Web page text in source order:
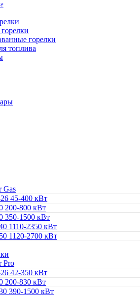
горелки
топлива
Gas
45-400 кВт
200-800 кВт
350-1500 кВт
1110-2350 кВт
1120-2700 кВт
Pro
42-350 кВт
200-830 кВт
390-1500 кВт